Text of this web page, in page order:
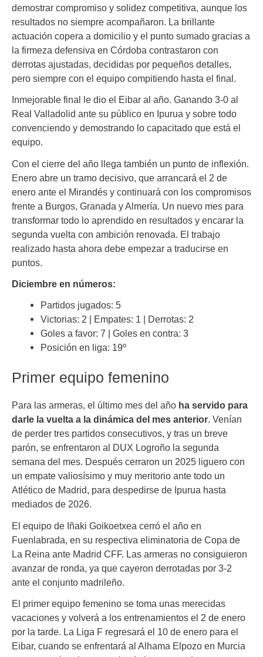
demostrar compromiso y solidez competitiva, aunque los
resultados no siempre acompañaron. La brillante
actuación copera a domicilio y el punto sumado gracias a
la firmeza defensiva en Córdoba contrastaron con
derrotas ajustadas, decididas por pequeños detalles,
pero siempre con el equipo compitiendo hasta el final.
Inmejorable final le dio el Eibar al año. Ganando 3-0 al
Real Valladolid ante su público en Ipurua y sobre todo
convenciendo y demostrando lo capacitado que está el
equipo.
Con el cierre del año llega también un punto de inflexión.
Enero abre un tramo decisivo, que arrancará el 2 de
enero ante el Mirandés y continuará con los compromisos
frente a Burgos, Granada y Almería. Un nuevo mes para
transformar todo lo aprendido en resultados y encarar la
segunda vuelta con ambición renovada. El trabajo
realizado hasta ahora debe empezar a traducirse en
puntos.
Diciembre en números:
Partidos jugados: 5
Victorias: 2 | Empates: 1 | Derrotas: 2
Goles a favor: 7 | Goles en contra: 3
Posición en liga: 19º
Primer equipo femenino
Para las armeras, el último mes del año ha servido para
darle la vuelta a la dinámica del mes anterior. Venían
de perder tres partidos consecutivos, y tras un breve
parón, se enfrentaron al DUX Logroño la segunda
semana del mes. Después cerraron un 2025 liguero con
un empate valiosísimo y muy meritorio ante todo un
Atlético de Madrid, para despedirse de Ipurua hasta
mediados de 2026.
El equipo de Iñaki Goikoetxea cerró el año en
Fuenlabrada, en su respectiva eliminatoria de Copa de
La Reina ante Madrid CFF. Las armeras no consiguieron
avanzar de ronda, ya que cayeron derrotadas por 3-2
ante el conjunto madrileño.
El primer equipo femenino se toma unas merecidas
vacaciones y volverá a los entrenamientos el 2 de enero
por la tarde. La Liga F regresará el 10 de enero para el
Eibar, cuando se enfrentará al Alhama Elpozo en Murcia